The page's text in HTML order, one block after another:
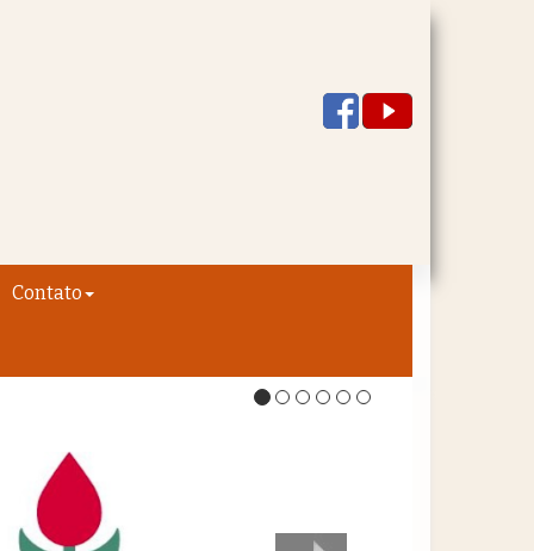
Contato